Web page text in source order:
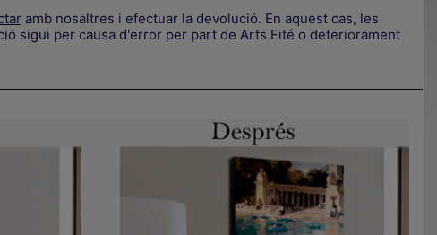
amb nosaltres i efectuar la devolució. En aquest cas, les
sigui per causa d'error per part de Arts Fité o deteriorament